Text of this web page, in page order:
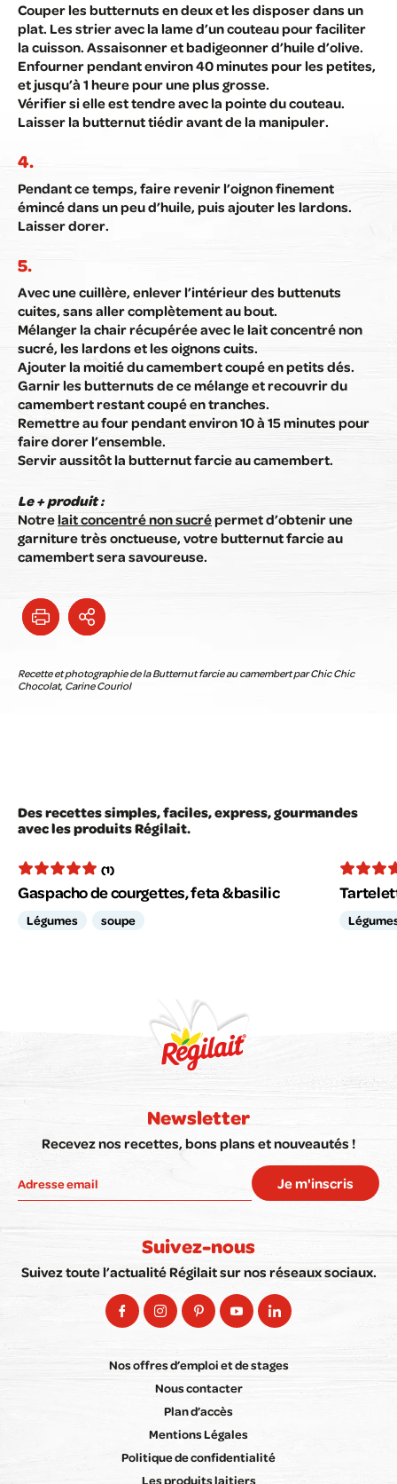
Couper les butternuts en deux et les disposer dans un
plat. Les strier avec la lame d’un couteau pour faciliter
la cuisson. Assaisonner et badigeonner d’huile d’olive.
Enfourner pendant environ 40 minutes pour les petites,
et jusqu’à 1 heure pour une plus grosse.
Vérifier si elle est tendre avec la pointe du couteau.
Laisser la butternut tiédir avant de la manipuler.
Pendant ce temps, faire revenir l’oignon finement
émincé dans un peu d’huile, puis ajouter les lardons.
Laisser dorer.
Avec une cuillère, enlever l’intérieur des buttenuts
cuites, sans aller complètement au bout.
Mélanger la chair récupérée avec le lait concentré non
sucré, les lardons et les oignons cuits.
Ajouter la moitié du camembert coupé en petits dés.
Garnir les butternuts de ce mélange et recouvrir du
camembert restant coupé en tranches.
Remettre au four pendant environ 10 à 15 minutes pour
faire dorer l’ensemble.
Servir aussitôt la butternut farcie au camembert.
Le + produit :
Notrelait concentré non sucrépermet d’obtenir une
garniture très onctueuse, votre butternut farcie au
camembert sera savoureuse.
Recette et photographie de la Butternut farcie au camembert par Chic Chic
Chocolat, Carine Couriol
Des recettes simples, faciles, express, gourmandes
avec les produits Régilait.
(1)
Gaspacho de courgettes, feta & basilic
Légumes soupe
Newsletter
Recevez nos recettes, bons plans et nouveautés !
Je m'inscris
Suivez-nous
Suivez toute l’actualité Régilait sur nos réseaux sociaux.
Nos offres d’emploi et de stages
Nous contacter
Plan d’accès
Mentions Légales
Politique de confidentialité
Les produits laitiers